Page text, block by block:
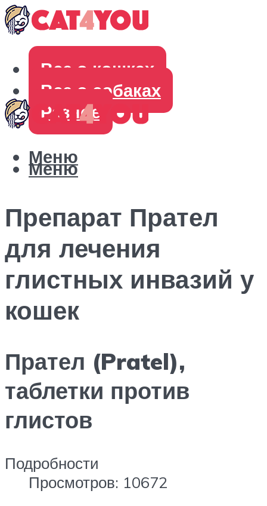
Все о кошках
Все о собаках
Разное
Меню
Меню
Препарат Прател
для лечения
глистных инвазий у
кошек
Прател (Pratel),
таблетки против
глистов
Подробности
Просмотров: 10672